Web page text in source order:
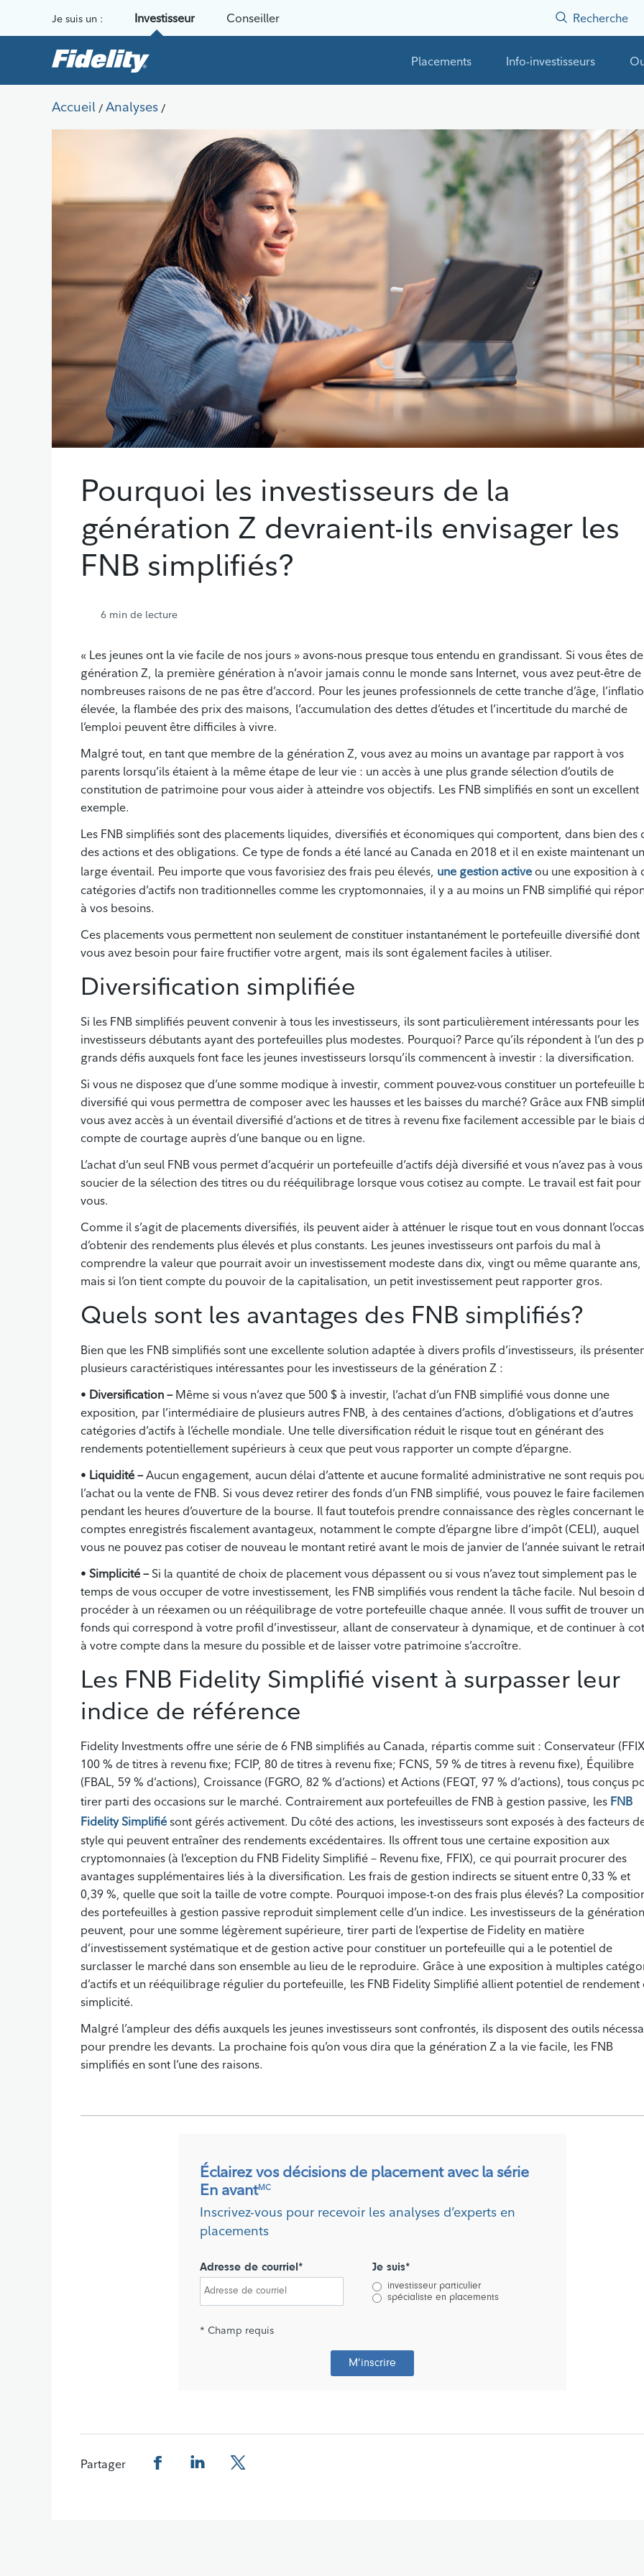
Je suis un : Investisseur Conseiller Recherche
Placements Info-investisseurs
Accueil / Analyses /
Pourquoi les investisseurs de la
génération Z devraient-ils envisager les
FNB simplifiés?
6 min de lecture
« Les jeunes ont la vie facile de nos jours » avons-nous presque tous entendu en grandissant. Si vous êtes
génération Z, la première génération à n’avoir jamais connu le monde sans Internet, vous avez peut-être de
nombreuses raisons de ne pas être d’accord. Pour les jeunes professionnels de cette tranche d’âge,
élevée, la flambée des prix des maisons, l’accumulation des dettes d’études et l’incertitude du marché de
l’emploi peuvent être difficiles à vivre.
Malgré tout, en tant que membre de la génération Z, vous avez au moins un avantage par rapport à vos
parents lorsqu’ils étaient à la même étape de leur vie : un accès à une plus grande sélection d’outils de
constitution de patrimoine pour vous aider à atteindre vos objectifs. Les FNB simplifiés en sont un excellent
exemple.
Les FNB simplifiés sont des placements liquides, diversifiés et économiques qui comportent, dans bien des
des actions et des obligations. Ce type de fonds a été lancé au Canada en 2018 et il en existe maintenant un
large éventail. Peu importe que vous favorisiez des frais peu élevés, une gestion active ou une exposition à
catégories d’actifs non traditionnelles comme les cryptomonnaies, il y a au moins un FNB simplifié qui
à vos besoins.
Ces placements vous permettent non seulement de constituer instantanément le portefeuille diversifié dont
vous avez besoin pour faire fructifier votre argent, mais ils sont également faciles à utiliser.
Diversification simplifiée
Si les FNB simplifiés peuvent convenir à tous les investisseurs, ils sont particulièrement intéressants pour les
investisseurs débutants ayant des portefeuilles plus modestes. Pourquoi? Parce qu’ils répondent à l’un des
grands défis auxquels font face les jeunes investisseurs lorsqu’ils commencent à investir : la diversification.
Si vous ne disposez que d’une somme modique à investir, comment pouvez-vous constituer un portefeuille
diversifié qui vous permettra de composer avec les hausses et les baisses du marché? Grâce aux FNB
vous avez accès à un éventail diversifié d’actions et de titres à revenu fixe facilement accessible par le biais
compte de courtage auprès d’une banque ou en ligne.
L’achat d’un seul FNB vous permet d’acquérir un portefeuille d’actifs déjà diversifié et vous n’avez pas à vous
soucier de la sélection des titres ou du rééquilibrage lorsque vous cotisez au compte. Le travail est fait pour
vous.
Comme il s’agit de placements diversifiés, ils peuvent aider à atténuer le risque tout en vous donnant
d’obtenir des rendements plus élevés et plus constants. Les jeunes investisseurs ont parfois du mal à
comprendre la valeur que pourrait avoir un investissement modeste dans dix, vingt ou même quarante ans,
mais si l’on tient compte du pouvoir de la capitalisation, un petit investissement peut rapporter gros.
Quels sont les avantages des FNB simplifiés?
Bien que les FNB simplifiés sont une excellente solution adaptée à divers profils d’investisseurs, ils
plusieurs caractéristiques intéressantes pour les investisseurs de la génération Z :
• Diversification –Même si vous n’avez que 500 $ à investir, l’achat d’un FNB simplifié vous donne une
exposition, par l’intermédiaire de plusieurs autres FNB, à des centaines d’actions, d’obligations et d’autres
catégories d’actifs à l’échelle mondiale. Une telle diversification réduit le risque tout en générant des
rendements potentiellement supérieurs à ceux que peut vous rapporter un compte d’épargne.
• Liquidité –Aucun engagement, aucun délai d’attente et aucune formalité administrative ne sont requis
l’achat ou la vente de FNB. Si vous devez retirer des fonds d’un FNB simplifié, vous pouvez le faire
pendant les heures d’ouverture de la bourse. Il faut toutefois prendre connaissance des règles concernant
comptes enregistrés fiscalement avantageux, notamment le compte d’épargne libre d’impôt (CELI), auquel
vous ne pouvez pas cotiser de nouveau le montant retiré avant le mois de janvier de l’année suivant le
• Simplicité –Si la quantité de choix de placement vous dépassent ou si vous n’avez tout simplement pas le
temps de vous occuper de votre investissement, les FNB simplifiés vous rendent la tâche facile. Nul besoin
procéder à un réexamen ou un rééquilibrage de votre portefeuille chaque année. Il vous suffit de trouver un
fonds qui correspond à votre profil d’investisseur, allant de conservateur à dynamique, et de continuer à
à votre compte dans la mesure du possible et de laisser votre patrimoine s’accroître.
Les FNB Fidelity Simplifié visent à surpasser leur
indice de référence
Fidelity Investments offre une série de 6 FNB simplifiés au Canada, répartis comme suit : Conservateur
100 % de titres à revenu fixe; FCIP, 80 de titres à revenu fixe; FCNS, 59 % de titres à revenu fixe), Équilibre
(FBAL, 59 % d’actions), Croissance (FGRO, 82 % d’actions) et Actions (FEQT, 97 % d’actions), tous conçus
tirer parti des occasions sur le marché. Contrairement aux portefeuilles de FNB à gestion passive, les FNB
Fidelity Simplifié sont gérés activement. Du côté des actions, les investisseurs sont exposés à des facteurs
style qui peuvent entraîner des rendements excédentaires. Ils offrent tous une certaine exposition aux
cryptomonnaies (à l’exception du FNB Fidelity Simplifié – Revenu fixe, FFIX), ce qui pourrait procurer des
avantages supplémentaires liés à la diversification. Les frais de gestion indirects se situent entre 0,33 % et
0,39 %, quelle que soit la taille de votre compte. Pourquoi impose-t-on des frais plus élevés? La
des portefeuilles à gestion passive reproduit simplement celle d’un indice. Les investisseurs de la
peuvent, pour une somme légèrement supérieure, tirer parti de l’expertise de Fidelity en matière
d’investissement systématique et de gestion active pour constituer un portefeuille qui a le potentiel de
surclasser le marché dans son ensemble au lieu de le reproduire. Grâce à une exposition à multiples
d’actifs et un rééquilibrage régulier du portefeuille, les FNB Fidelity Simplifié allient potentiel de rendement
simplicité.
Malgré l’ampleur des défis auxquels les jeunes investisseurs sont confrontés, ils disposent des outils
pour prendre les devants. La prochaine fois qu’on vous dira que la génération Z a la vie facile, les FNB
simplifiés en sont l’une des raisons.
Éclairez vos décisions de placement avec la série
En avantMC
Inscrivez-vous pour recevoir les analyses d’experts en
placements
Adresse de courriel* Je suis*
investisseur particulier
spécialiste en placements
* Champ requis
M’inscrire
Partager